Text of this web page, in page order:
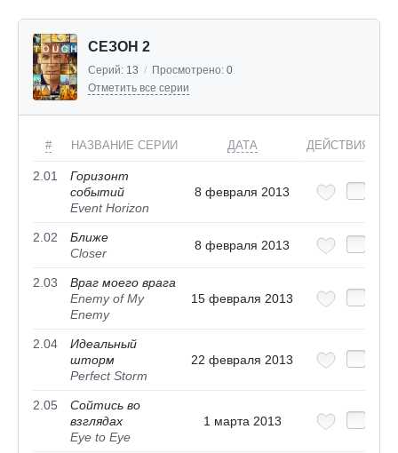
СЕЗОН 2
Серий: 13 / Просмотрено: 0
Отметить все серии
# НАЗВАНИЕ СЕРИИ ДАТА ДЕЙСТВИЯ
2.01
Горизонт
событий
Event Horizon
8 февраля 2013
2.02
Ближе
Closer
8 февраля 2013
2.03
Враг моего врага
Enemy of My
Enemy
15 февраля 2013
2.04
Идеальный
шторм
Perfect Storm
22 февраля 2013
2.05
Сойтись во
взглядах
Eye to Eye
1 марта 2013